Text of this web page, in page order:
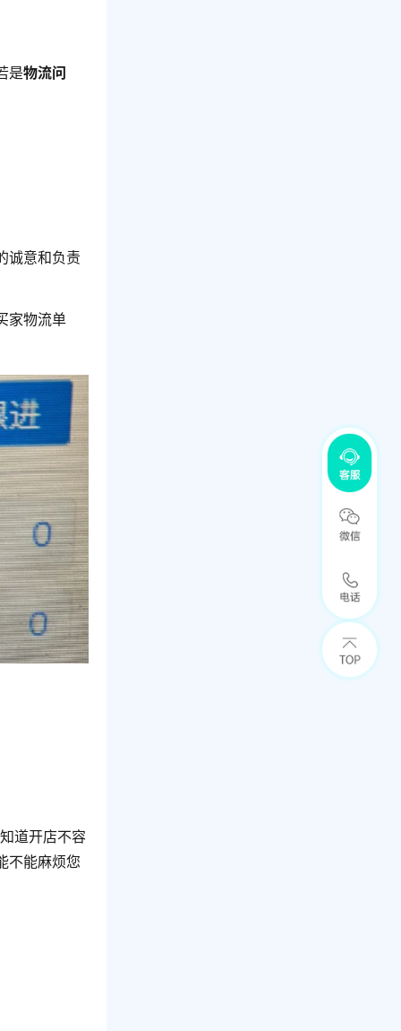
是物流问
诚意和负责
家物流单
道开店不容
不能麻烦您